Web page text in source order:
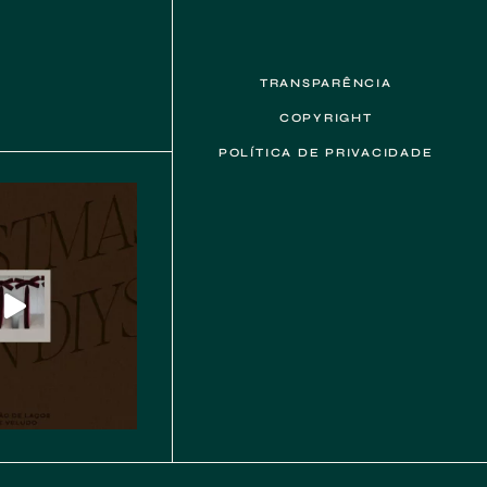
TRANSPARÊNCIA
COPYRIGHT
POLÍTICA DE PRIVACIDADE